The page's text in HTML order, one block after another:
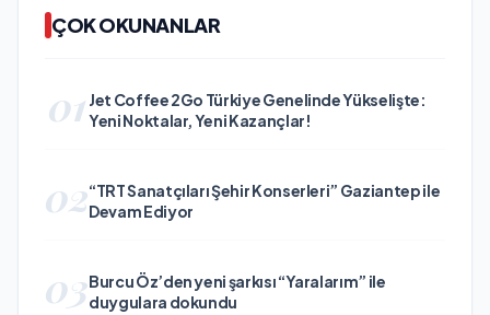
ÇOK OKUNANLAR
01 Jet Coffee 2Go Türkiye Genelinde Yükselişte:
Yeni Noktalar, Yeni Kazançlar!
02“TRT Sanatçıları Şehir Konserleri” Gaziantep ile
Devam Ediyor
03Burcu Öz’den yeni şarkısı “Yaralarım” ile
duygulara dokundu